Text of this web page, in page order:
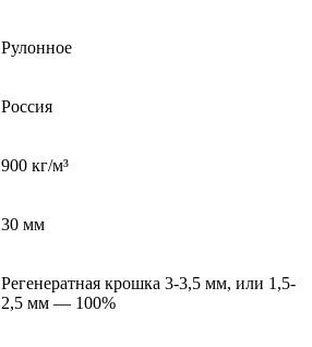
Рулонное
Россия
900 кг/м³
30 мм
Регенератная крошка 3-3,5 мм, или 1,5-
2,5 мм — 100%